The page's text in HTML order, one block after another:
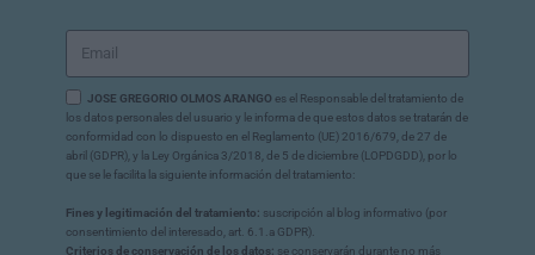
JOSE GREGORIO OLMOS ARANGO es el Responsable del tratamiento de
los datos personales del usuario y le informa de que estos datos se tratarán de
conformidad con lo dispuesto en el Reglamento (UE) 2016/679, de 27 de
abril (GDPR), y la Ley Orgánica 3/2018, de 5 de diciembre (LOPDGDD), por lo
que se le facilita la siguiente información del tratamiento:
Fines y legitimación del tratamiento: suscripción al blog informativo (por
consentimiento del interesado, art. 6.1.a GDPR).
Criterios de conservación de los datos: se conservarán durante no más